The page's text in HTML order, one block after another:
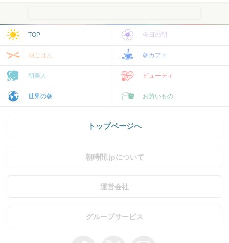
TOP 今日の朝
朝ごはん 朝カフェ
朝美人 ビューティ
世界の朝 お買いもの
トップページへ
朝時間.jpについて
運営会社
グループサービス